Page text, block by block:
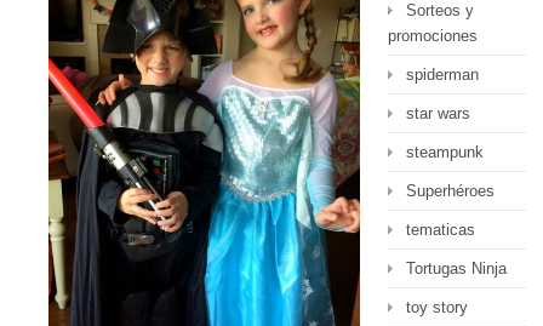
Sorteos y
promociones
spiderman
star wars
steampunk
Superhéroes
tematicas
Tortugas Ninja
toy story